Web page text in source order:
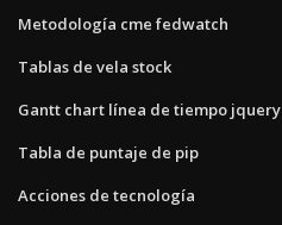
Metodología cme fedwatch
Tablas de vela stock
Gantt chart línea de tiempo jquery
Tabla de puntaje de pip
Acciones de tecnología